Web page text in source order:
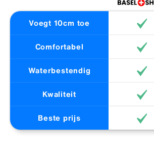
Voegt 10cm toe
Comfortabel
Waterbestendig
Kwaliteit
Beste prijs